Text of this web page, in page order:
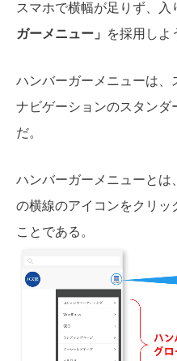
スマホで横幅が足りず、入
ガーメニュー」
を採用しよ
ハンバーガーメニューは
ナビゲーションのスタンダ
だ。
ハンバーガーメニューとは
の横線のアイコンをクリ
ことである。